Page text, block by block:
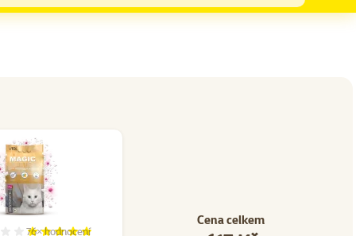
76×hodnocení
Cena celkem